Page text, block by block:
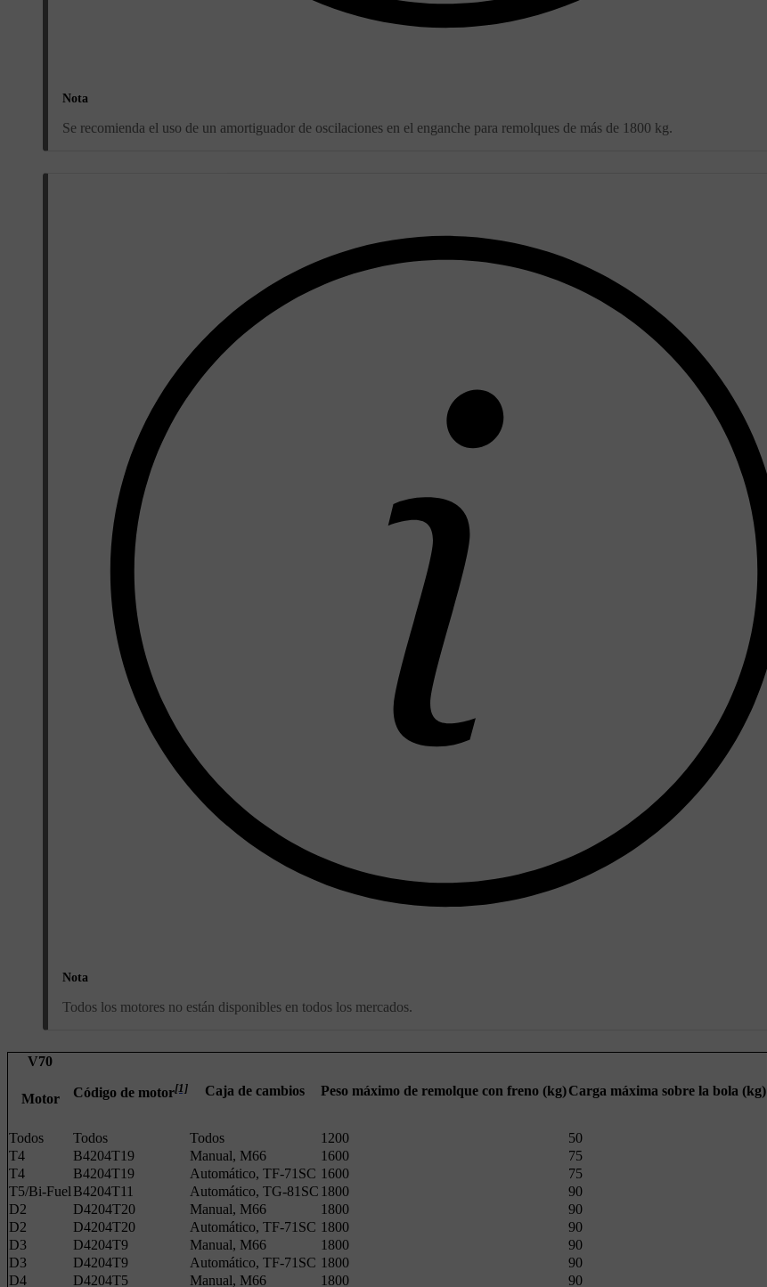
Nota
Se recomienda el uso de un amortiguador de oscilaciones en el enganche para remolques de más de 1800 kg.
Nota
Todos los motores no están disponibles en todos los mercados.
V70
Motor Código de motor[1] Caja de cambios Peso máximo de remolque con freno (kg)Carga máxima sobre la bola (kg)
Todos Todos Todos 1200
50
T4
B4204T19 Manual, M66 1600
75
T4
B4204T19 Automático, TF-71SC 1600
75
T5/Bi-Fuel B4204T11 Automático, TG-81SC 1800
90
D2
D4204T20 Manual, M66 1800
90
D2
D4204T20 Automático, TF-71SC 1800
90
D3
D4204T9 Manual, M66 1800
90
D3
D4204T9 Automático, TF-71SC 1800
90
D4
D4204T5 Manual, M66 1800 90